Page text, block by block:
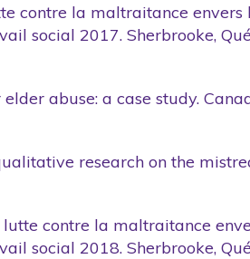
contre la maltraitance envers
social 2017. Sherbrooke,
abuse: a case study.
research on the
lutte contre la maltraitance
social 2018. Sherbrooke,